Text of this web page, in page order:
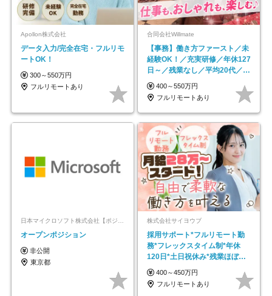
Apollon株式会社
データ入力/完全在宅・フルリモ
ートOK！
300～550万円
フルリモートあり
合同会社Willmate
【事務】働き方ファースト／未
経験OK！／充実研修／年休127
日～／残業なし／平均20代／リ
モートOK
400～550万円
フルリモートあり
日本マイクロソフト株式会社【ポジションマッチ登録】
オープンポジション
非公開
東京都
株式会社サイヨウブ
採用サポート*フルリモート勤
務*フレックスタイム制*年休
120日*土日祝休み*残業ほぼな
し*育児中社員8割以上
400～450万円
フルリモートあり